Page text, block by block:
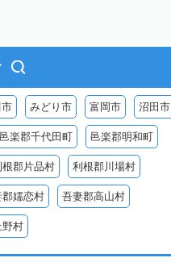
みどり市 富岡市 沼田市
邑楽郡千代田町 邑楽郡明和町
根郡片品村 利根郡川場村
郡嬬恋村 吾妻郡高山村
野村